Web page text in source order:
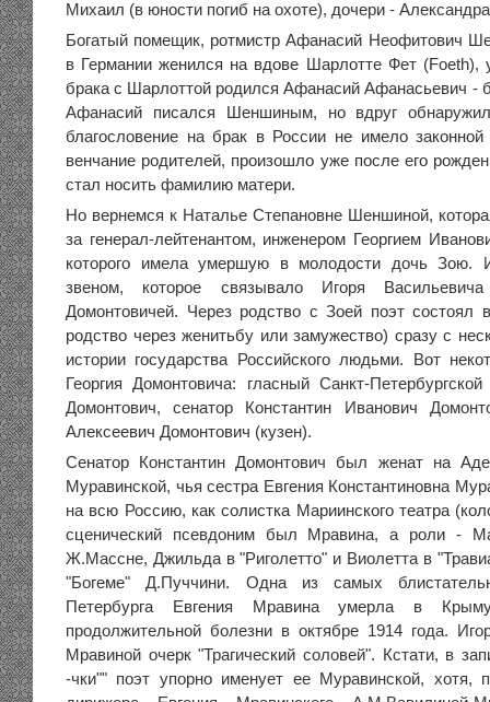
Михаил (в юности погиб на охоте), дочери -
Богатый помещик, ротмистр Афанасий Неофитович
в Германии женился на вдове Шарлотте Фет (Foeth),
брака с Шарлоттой родился Афанасий Афанасьевич -
Афанасий писался Шеншиным, но вдруг
благословение на брак в России не имело
венчание родителей, произошло уже после его
стал носить фамилию матери.
Но вернемся к Наталье Степановне Шеншиной,
за генерал-лейтенантом, инженером Георгием
которого имела умершую в молодости дочь Зою.
звеном, которое связывало Игоря
Домонтовичей. Через родство с Зоей поэт состоял
родство через женитьбу или замужество) сразу с
истории государства Российского людьми. Вот
Георгия Домонтовича: гласный Санкт-
Домонтович, сенатор Константин Иванович
Алексеевич Домонтович (кузен).
Сенатор Константин Домонтович был женат на
Муравинской, чья сестра Евгения Константиновна
на всю Россию, как солистка Мариинского театра
сценический псевдоним был Мравина, а роли -
Ж.Массне, Джильда в "Риголетто" и Виолетта в
"Богеме" Д.Пуччини. Одна из самых
Петербурга Евгения Мравина умерла в
продолжительной болезни в октябре 1914 года.
Мравиной очерк "Трагический соловей". Кстати, в
-чки"" поэт упорно именует ее Муравинской, хотя,